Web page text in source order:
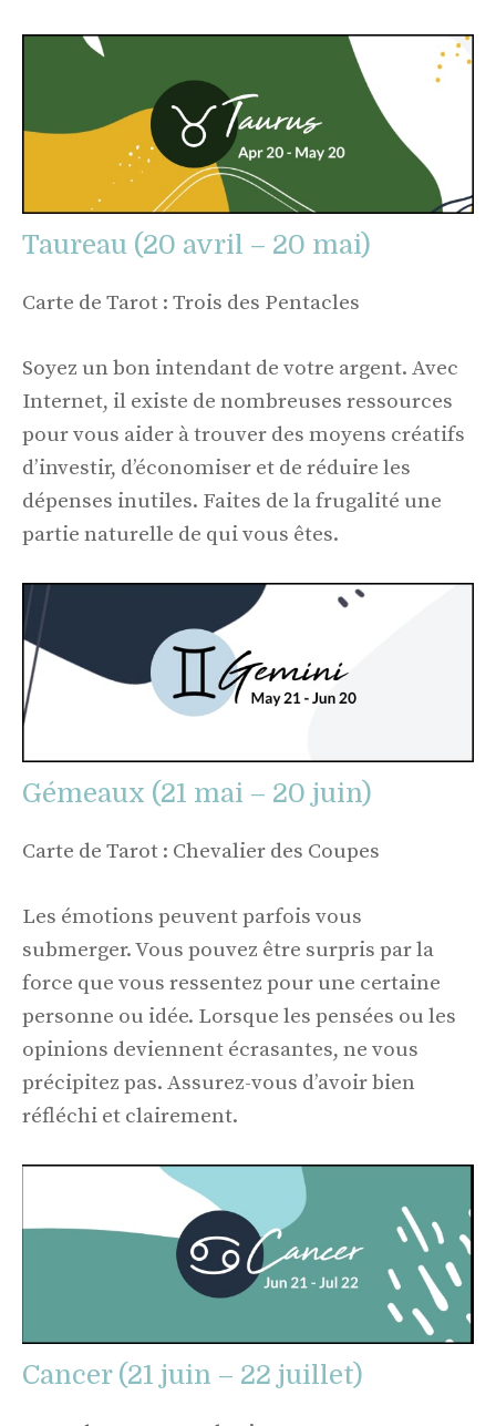
Taureau (20 avril – 20 mai)
Carte de Tarot : Trois des Pentacles
Soyez un bon intendant de votre argent. Avec
Internet, il existe de nombreuses ressources
pour vous aider à trouver des moyens créatifs
d’investir, d’économiser et de réduire les
dépenses inutiles. Faites de la frugalité une
partie naturelle de qui vous êtes.
Gémeaux (21 mai – 20 juin)
Carte de Tarot : Chevalier des Coupes
Les émotions peuvent parfois vous
submerger. Vous pouvez être surpris par la
force que vous ressentez pour une certaine
personne ou idée. Lorsque les pensées ou les
opinions deviennent écrasantes, ne vous
précipitez pas. Assurez-vous d’avoir bien
réfléchi et clairement.
Cancer (21 juin – 22 juillet)